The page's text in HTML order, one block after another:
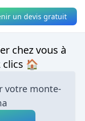
un devis gratuit
chez vous à
clics 🏠
votre monte-